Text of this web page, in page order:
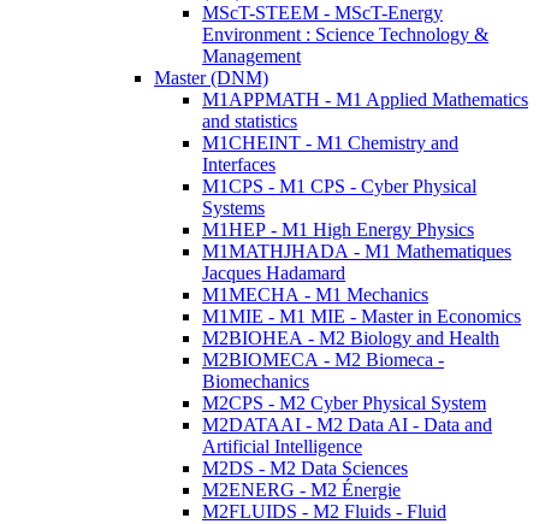
MScT-STEEM - MScT-Energy
Environment : Science Technology &
Management
Master (DNM)
M1APPMATH - M1 Applied Mathematics
and statistics
M1CHEINT - M1 Chemistry and
Interfaces
M1CPS - M1 CPS - Cyber Physical
Systems
M1HEP - M1 High Energy Physics
M1MATHJHADA - M1 Mathematiques
Jacques Hadamard
M1MECHA - M1 Mechanics
M1MIE - M1 MIE - Master in Economics
M2BIOHEA - M2 Biology and Health
M2BIOMECA - M2 Biomeca -
Biomechanics
M2CPS - M2 Cyber Physical System
M2DATAAI - M2 Data AI - Data and
Artificial Intelligence
M2DS - M2 Data Sciences
M2ENERG - M2 Énergie
M2FLUIDS - M2 Fluids - Fluid